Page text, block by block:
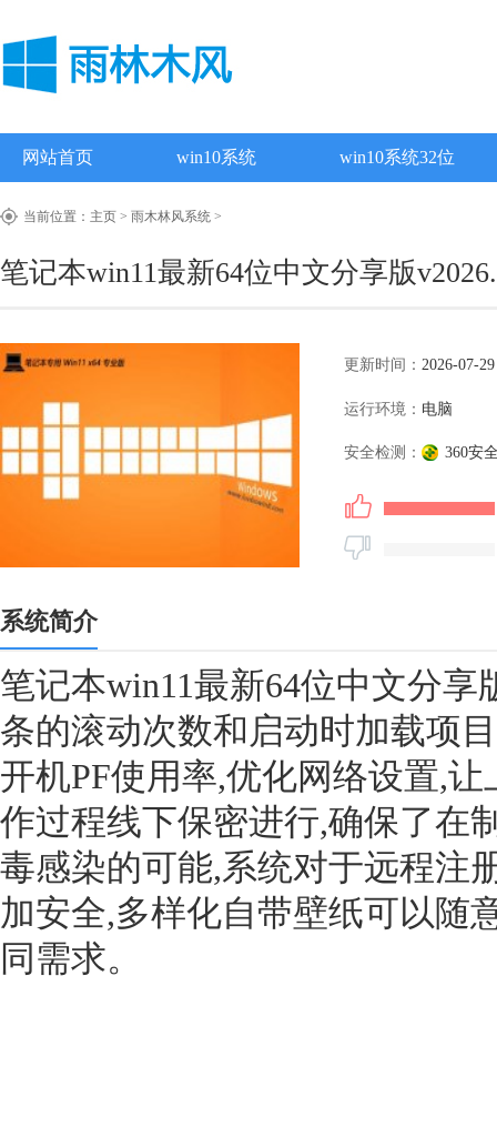
网站首页 win10系统 win10系统32位
当前位置： 主页 > 雨木林风系统 >
笔记本win11最新64位中文分享版
更新时间： 2026-07-29
运行环境： 电脑
安全检测： 360安
系统简介
笔记本win11最新64位中文分享
条的滚动次数和启动时加载项
开机PF使用率,优化网络设置,
作过程线下保密进行,确保了在
毒感染的可能,系统对于远程注
加安全,多样化自带壁纸可以随
同需求。